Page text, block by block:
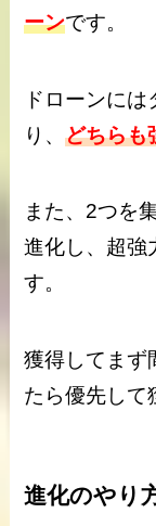
ーンです。
ドローンに
り、どちらも
また、2つを
進化し、超強
す。
獲得してまず
たら優先して
進化のやり